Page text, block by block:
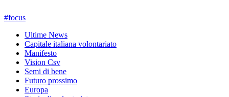
#focus
Ultime News
Capitale italiana volontariato
Manifesto
Vision Csv
Semi di bene
Futuro prossimo
Europa